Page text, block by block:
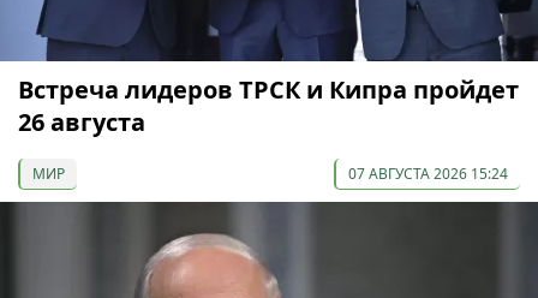
Встреча лидеров ТРСК и Кипра пройдет
26 августа
МИР 07 АВГУСТА 2026 15:24